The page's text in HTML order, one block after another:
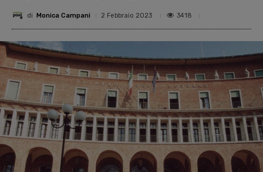
di Monica Campani 2 Febbraio 2023 3418